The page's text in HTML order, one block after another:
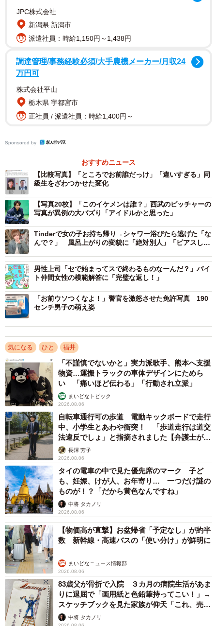
「そんなに違うのかな？」（岩下大介さん提供）
「めっちゃイケメン」「さわやかですね」「モテそう」な
どの声が。
一方、現在の身長は1センチ縮んで176cm、体重は38kg増
え100kgに。恰幅（かっぷく）がよく、人生の酸いも甘いも
かみ分けてきた風貌です。SNSでは「すごい貫禄がありま
す」「よいお年の取り方をされている」「変わったけど悪
いとは思わない」「劣化じゃなく進化です」などの反応が
目立ちます。
予想外の反響の大きさに「驚いています」という岩下さ
ん。同社従業員によると、普段から「気さくで、面白いこ
とが好きな社長」（同社従業員談）と慕われており、明る
い人柄は同社新卒採用ページのポップさからも伝わってき
ます。
◇
50代以上と思われるSNSユーザーからはほかにも「同じ
経験あります」「同窓会でこれは本当にあるあるなんです
よ」「だから同窓会は行くのが怖いんです」などの声もあ
りました。
先週、東京に住んでいる高校の同級生数人と本当に32年ぶ
りに集まったのだが、普通に高校の時のノリで話している
つもりなのが「ところでお前誰だっけ」と言われて、名乗
ったら「違いすぎる」とビックリされた。そんなに違うの
かな？ pic.twitter.com/fnQ3DmQPGa
— 岩下大介 ♨福井県を中心に温浴施設12店舗を運営♨
(@iwashita_furoya)
JPC株式会社
新潟県 新潟市
派遣社員：時給1,150円～1,438円
調達管理/事務経験必須/大手農機メーカー/月収24
万円可
株式会社平山
栃木県 宇都宮市
正社員 / 派遣社員：時給1,400円～
Sponsored by
おすすめニュース
【比較写真】「ところでお前誰だっけ」「違いすぎる」同
級生をざわつかせた変化
【写真20枚】「このイケメンは誰？」西武のピッチャーの
写真が異例の大バズり「アイドルかと思った」
Tinderで女の子お持ち帰り→シャワー浴びたら逃げた「な
んで？」 風呂上がりの変貌に「絶対別人」「ピアスしか
男性上司「セで始まってスで終わるものなーんだ？」バイ
ト仲間女性の模範解答に「完璧な返し！」
「お前ウソつくなよ！」警官を激怒させた免許写真 190
センチ男子の萌え姿
気になる ひと 福井
「不謹慎でないかと」実力派歌手、熊本へ支援
物資…運搬トラックの車体デザインにためら
い 「痛いほど伝わる」「行動され立派」
まいどなトピック
2026.08.06
自転車通行可の歩道 電動キックボードで走行
中、小学生とあわや衝突！ 「歩道走行は道交
法違反でしょ」と指摘されました【弁護士が解
説】長澤 芳子
2026.08.06
タイの電車の中で見た優先席のマーク 子ど
も、妊娠、けが人、お年寄り… 一つだけ謎の
ものが！？「だから黄色なんですね」
中将 タカノリ
2026.08.06
【物価高が直撃】お盆帰省「予定なし」が約半
数 新幹線・高速バスの「使い分け」が鮮明に
まいどなニュース情報部
2026.08.06
83歳父が骨折で入院 ３カ月の病院生活があま
りに退屈で「画用紙と色鉛筆持ってこい！」→
スケッチブックを見た家族が仰天「これ、売れ
ますよ…」
中将 タカノリ